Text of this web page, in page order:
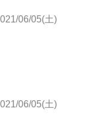
06/05(土)
06/05(土)